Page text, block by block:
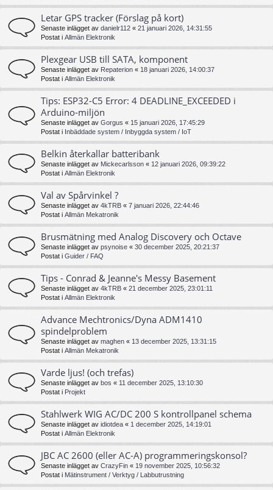
Letar GPS tracker (Förslag på kort)
Senaste inlägget av danielr112 « 21 januari 2026, 14:31:55
Postat i Allmän Elektronik
Plexgear USB till SATA, komponent
Senaste inlägget av Repaterion « 18 januari 2026, 14:00:37
Postat i Allmän Elektronik
Tips: ESP32-C5 Error: 4 DEADLINE_EXCEEDED i
Arduino-miljön
Senaste inlägget av Gorgus « 15 januari 2026, 17:45:29
Postat i Inbäddade system / Inbyggda system / IoT
Belkin återkallar batteribank
Senaste inlägget av Mickecarlsson « 12 januari 2026, 09:39:22
Postat i Allmän Elektronik
Val av Spårvinkel ?
Senaste inlägget av 4kTRB « 7 januari 2026, 22:44:46
Postat i Allmän Mekatronik
Brusmätning med Analog Discovery och Octave
Senaste inlägget av psynoise « 30 december 2025, 20:21:37
Postat i Guider / FAQ
Tips - Conrad & Jeanne's Messy Basement
Senaste inlägget av 4kTRB « 21 december 2025, 23:01:11
Postat i Allmän Elektronik
Advance Mechtronics/Dyna ADM1410
spindelproblem
Senaste inlägget av maghen « 13 december 2025, 13:31:15
Postat i Allmän Mekatronik
Varde ljus! (och trefas)
Senaste inlägget av bos « 11 december 2025, 13:10:30
Postat i Projekt
Stahlwerk WIG AC/DC 200 S kontrollpanel schema
Senaste inlägget av idiotdea « 1 december 2025, 14:19:01
Postat i Allmän Elektronik
JBC AC 2600 (eller AC-A) programmeringskonsol?
Senaste inlägget av CrazyFin « 19 november 2025, 10:56:32
Postat i Mätinstrument / Verktyg / Labbutrustning